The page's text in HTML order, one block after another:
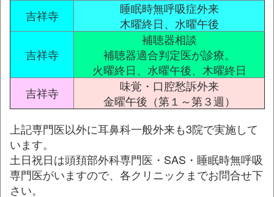
吉祥寺
睡眠時無呼吸症外来
木曜終日、水曜午後
吉祥寺
補聴器相談
補聴器適合判定医が診療。
火曜終日、水曜午後、木曜終日
吉祥寺
味覚・口腔愁訴外来
金曜午後（第１～第３週）
上記専門医以外に耳鼻科一般外来も3院で実施して
います。
土日祝日は頭頚部外科専門医・SAS・睡眠時無呼吸
専門医がいますので、各クリニックまでお問合せ下
さい。